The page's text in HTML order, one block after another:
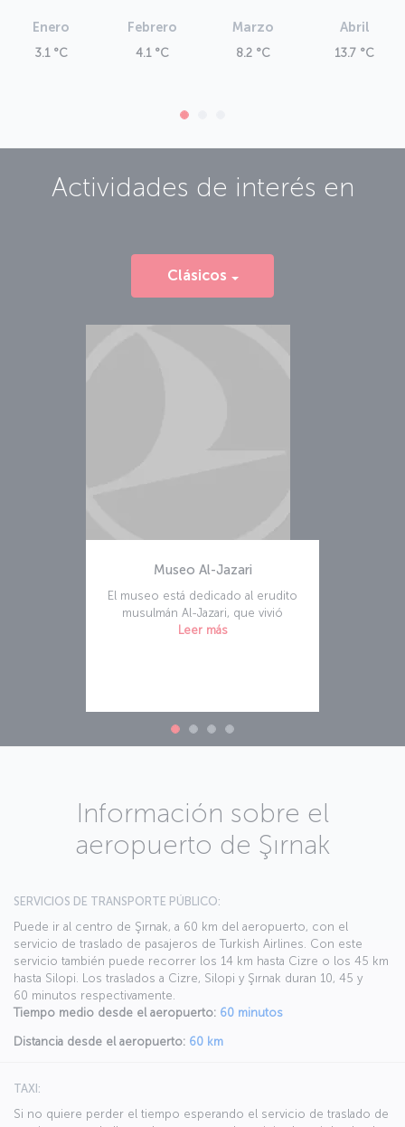
Enero
3.1 °C
Febrero
4.1 °C
Marzo
8.2 °C
Abril
13.7 °C
Actividades de interés en
Clásicos
Museo Al-Jazari
El museo está dedicado al erudito
musulmán Al-Jazari, que vivió
Leer más
Información sobre el
aeropuerto de Şırnak
SERVICIOS DE TRANSPORTE PÚBLICO:
Puede ir al centro de Şırnak, a 60 km del aeropuerto, con el
servicio de traslado de pasajeros de Turkish Airlines. Con este
servicio también puede recorrer los 14 km hasta Cizre o los 45 km
hasta Silopi. Los traslados a Cizre, Silopi y Şırnak duran 10, 45 y
60 minutos respectivamente.
Tiempo medio desde el aeropuerto: 60 minutos
Distancia desde el aeropuerto: 60 km
TAXI:
Si no quiere perder el tiempo esperando el servicio de traslado de